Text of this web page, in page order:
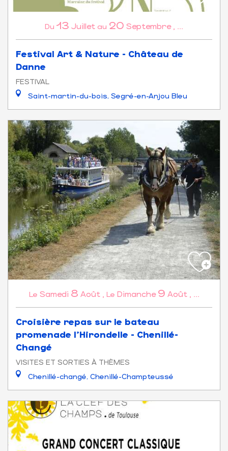
Du 13 Juillet au 20 Septembre, ...
Festival Art & Nature - Château de
Danne
FESTIVAL
Saint-martin-du-bois, Segré-en-Anjou Bleu
Le Samedi 8 Août, Le Dimanche 9 Août, ...
Croisière repas sur le bateau
promenade l'Hirondelle - Chenillé-
Changé
VISITES ET SORTIES À THÈMES
Chenillé-changé, Chenillé-Champteussé